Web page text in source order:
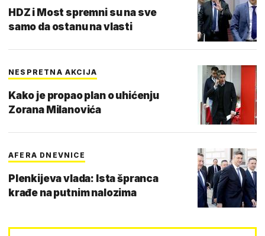
HDZ i Most spremni su na sve
samo da ostanu na vlasti
NESPRETNA AKCIJA
Kako je propao plan o uhićenju
Zorana Milanovića
AFERA DNEVNICE
Plenkijeva vlada: Ista špranca
krađe na putnim nalozima